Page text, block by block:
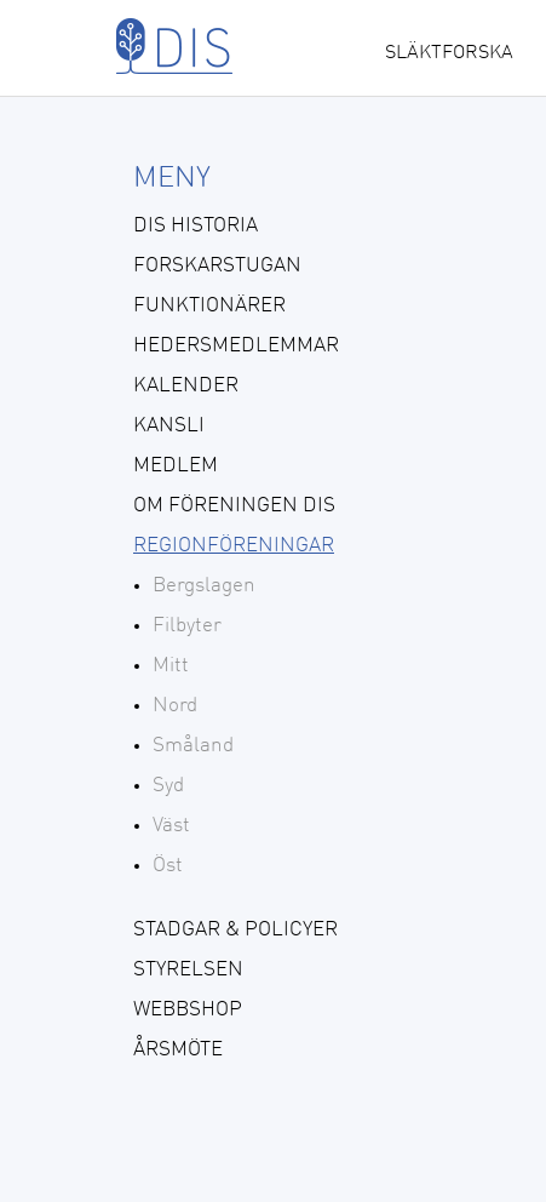
Hoppa till huvudinnehåll
SLÄKTFORSKA
MENY
DIS HISTORIA
FORSKARSTUGAN
FUNKTIONÄRER
HEDERSMEDLEMMAR
KALENDER
KANSLI
MEDLEM
OM FÖRENINGEN DIS
REGIONFÖRENINGAR
Bergslagen
Filbyter
Mitt
Nord
Småland
Syd
Väst
Öst
STADGAR & POLICYER
STYRELSEN
WEBBSHOP
ÅRSMÖTE